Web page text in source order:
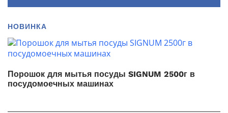
НОВИНКА
Порошок для мытья посуды SIGNUM 2500г в
посудомоечных машинах